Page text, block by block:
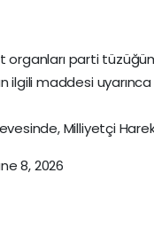
organları parti
ilgili maddesi
Milliyetçi
8, 2026